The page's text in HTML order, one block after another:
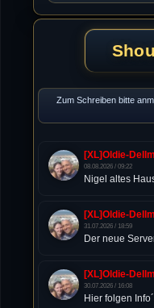
Zum Schreiben bitte
[XL]Oldie-
08.08.2026 / 09:22
Nigel altes
[XL]Oldie-
31.07.2026 / 18:59
Der neue
[XL]Oldie-
30.07.2026 / 16:08
Hier folgen